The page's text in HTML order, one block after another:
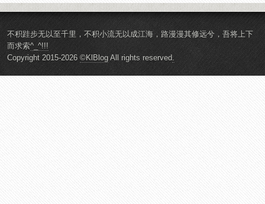
不积跬步无以至千里，不积小流无以成江海，路漫漫其修远兮，吾将上下
而求索^_^!!!
Copyright 2015-2026 ©KlBlog All rights reserved.